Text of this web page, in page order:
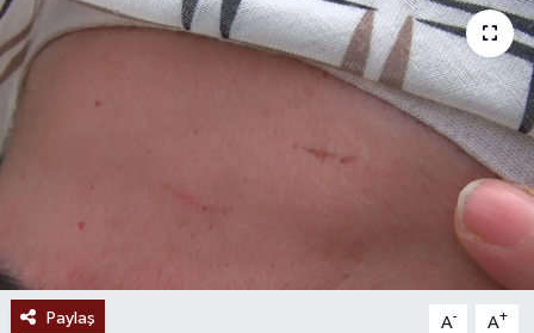
Paylaş A- A+